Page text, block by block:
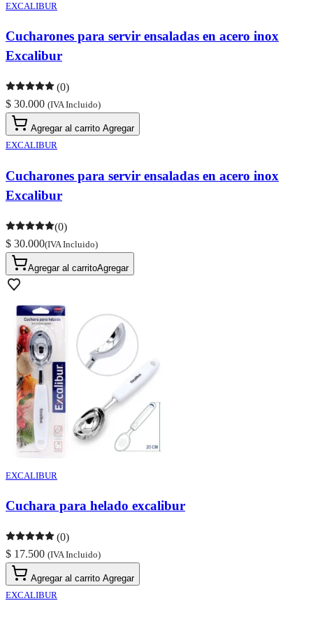
EXCALIBUR
Cucharones para servir ensaladas en acero inox
Excalibur
(0)
$ 30.000 (IVA Incluido)
Agregar al carrito Agregar
EXCALIBUR
Cucharones para servir ensaladas en acero inox
Excalibur
(0)
$ 30.000(IVA Incluido)
Agregar al carritoAgregar
EXCALIBUR
Cuchara para helado excalibur
(0)
$ 17.500 (IVA Incluido)
Agregar al carrito Agregar
EXCALIBUR